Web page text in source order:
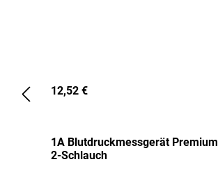
12,52 €
1A Blutdruckmessgerät Premium
2-Schlauch